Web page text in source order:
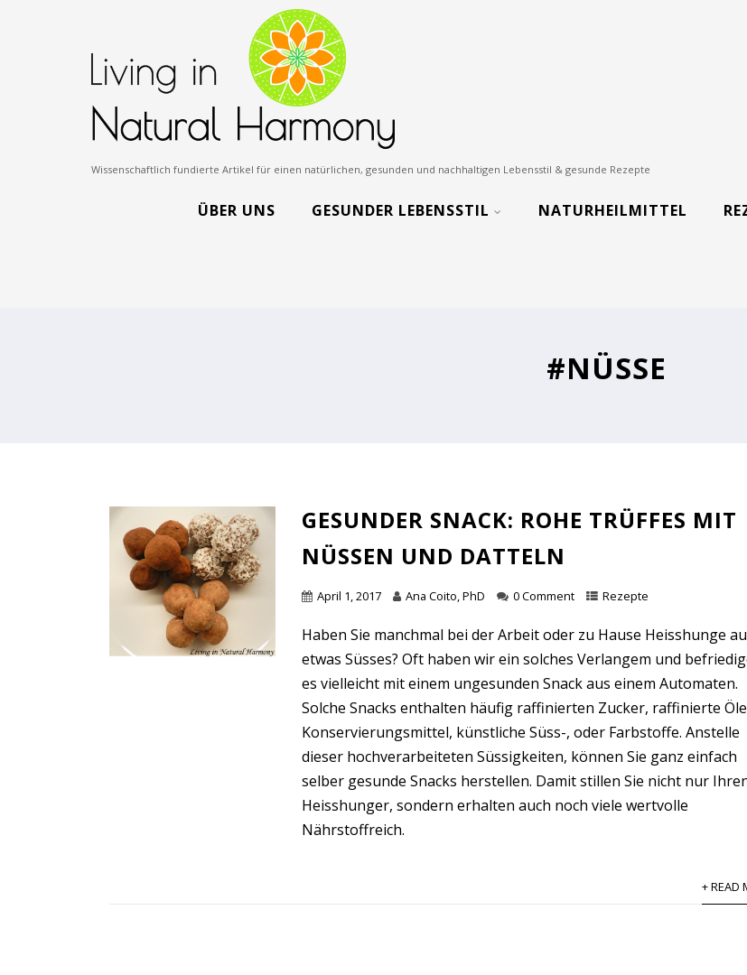
Wissenschaftlich fundierte Artikel für einen natürlichen, gesunden und nachhaltigen Lebensstil & gesunde Rezepte
ÜBER UNS GESUNDER LEBENSSTIL NATURHEILMITTEL
#NÜSSE
GESUNDER SNACK: ROHE TRÜFFES MIT
NÜSSEN UND DATTELN
April 1, 2017 Ana Coito, PhD 0 Comment Rezepte
Haben Sie manchmal bei der Arbeit oder zu Hause Heisshunge
etwas Süsses? Oft haben wir ein solches Verlangem und
es vielleicht mit einem ungesunden Snack aus einem Automaten.
Solche Snacks enthalten häufig raffinierten Zucker, raffinierte
Konservierungsmittel, künstliche Süss-, oder Farbstoffe. Anstelle
dieser hochverarbeiteten Süssigkeiten, können Sie ganz einfach
selber gesunde Snacks herstellen. Damit stillen Sie nicht nur
Heisshunger, sondern erhalten auch noch viele wertvolle
Nährstoffreich.
+ READ